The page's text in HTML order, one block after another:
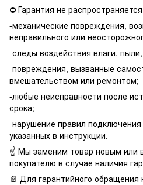
⛔️ Гарантия не
-механические повреждения,
неправильного или
-следы воздействия влаги,
-повреждения, вызванные
вмешательством или ремонтом;
-любые неисправности после
срока;
-нарушение правил
указанных в инструкции.
☝️ Мы заменим товар новым или
покупателю в случае наличия
📄 Для гарантийного обращения